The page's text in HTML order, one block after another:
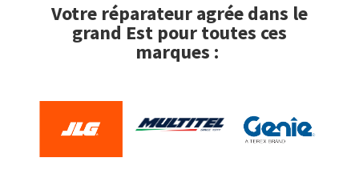
Votre réparateur agrée dans le
grand Est pour toutes ces
marques :